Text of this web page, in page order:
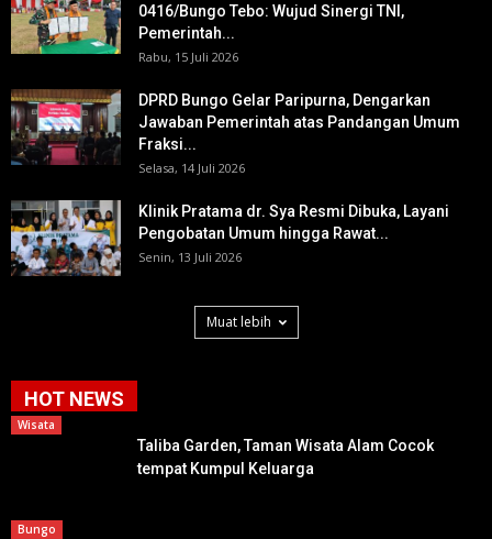
0416/Bungo Tebo: Wujud Sinergi TNI,
Pemerintah...
Rabu, 15 Juli 2026
DPRD Bungo Gelar Paripurna, Dengarkan
Jawaban Pemerintah atas Pandangan Umum
Fraksi...
Selasa, 14 Juli 2026
Klinik Pratama dr. Sya Resmi Dibuka, Layani
Pengobatan Umum hingga Rawat...
Senin, 13 Juli 2026
Muat lebih
HOT NEWS
Wisata
Taliba Garden, Taman Wisata Alam Cocok
tempat Kumpul Keluarga
Bungo